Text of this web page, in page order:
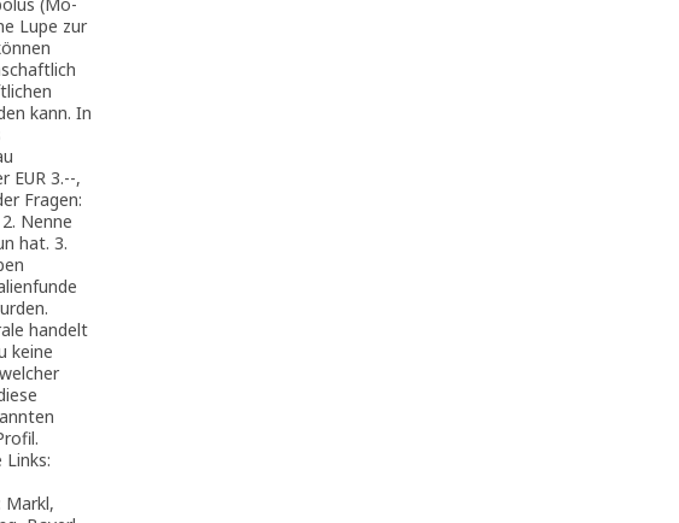
Lupe zur
kann. In
EUR 3.--,
Fragen:
Nenne
hat. 3.
handelt
keine